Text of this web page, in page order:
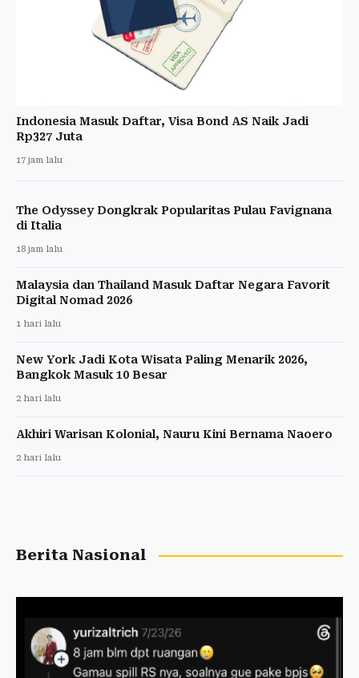
Indonesia Masuk Daftar, Visa Bond AS Naik Jadi
Rp327 Juta
17 jam lalu
The Odyssey Dongkrak Popularitas Pulau Favignana
di Italia
18 jam lalu
Malaysia dan Thailand Masuk Daftar Negara Favorit
Digital Nomad 2026
1 hari lalu
New York Jadi Kota Wisata Paling Menarik 2026,
Bangkok Masuk 10 Besar
2 hari lalu
Akhiri Warisan Kolonial, Nauru Kini Bernama Naoero
2 hari lalu
Berita Nasional